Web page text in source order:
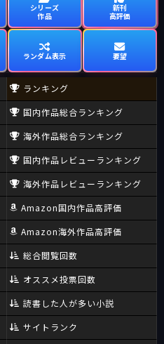
シリーズ
作品
新刊
高評価
ランダム表示 要望
ランキング
国内作品総合ランキング
海外作品総合ランキング
国内作品レビューランキング
海外作品レビューランキング
Amazon国内作品高評価
Amazon海外作品高評価
総合閲覧回数
オススメ投票回数
読書した人が多い小説
サイトランク